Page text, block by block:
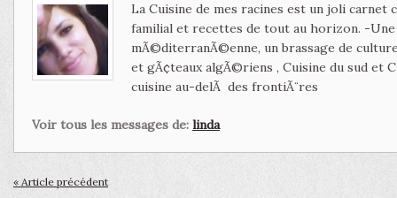
La Cuisine de mes racines est un joli
familial et recettes de tout au horizon. -
mÃ©diterranÃ©enne, un brassage de
et gÃ¢teaux algÃ©riens , Cuisine du sud et
cuisine au-delÃ des frontiÃ¨res
Voir tous les messages de: linda
« Article précédent